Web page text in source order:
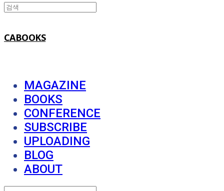
CABOOKS
MAGAZINE
BOOKS
CONFERENCE
SUBSCRIBE
UPLOADING
BLOG
ABOUT